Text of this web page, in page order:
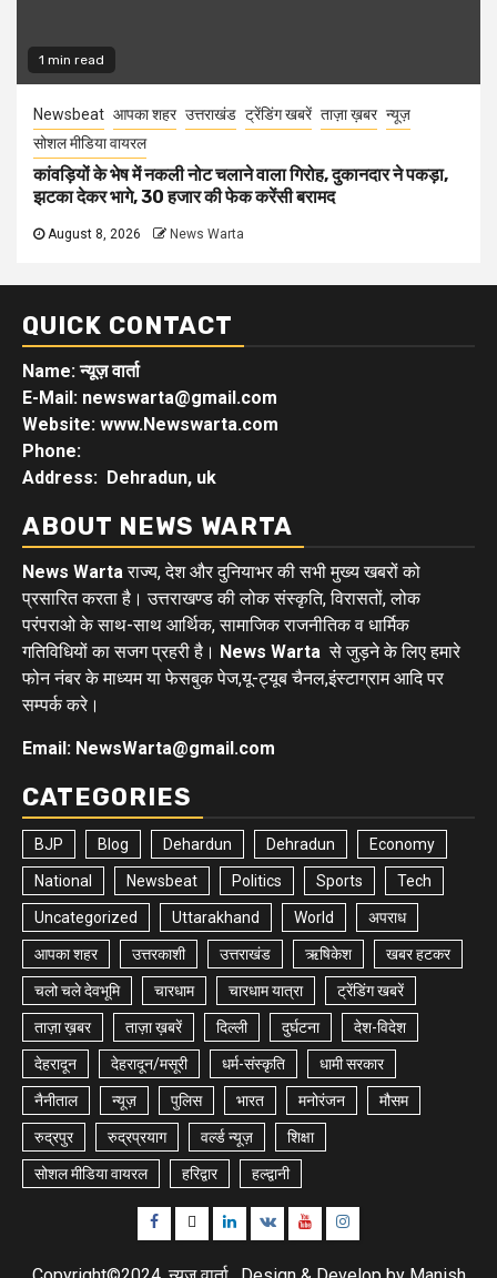
1 min read
Newsbeat आपका शहर उत्तराखंड ट्रेंडिंग खबरें ताज़ा ख़बर न्यूज़
सोशल मीडिया वायरल
कांवड़ियों के भेष में नकली नोट चलाने वाला गिरोह, दुकानदार ने पकड़ा,
झटका देकर भागे, 30 हजार की फेक करेंसी बरामद
August 8, 2026 News Warta
QUICK CONTACT
Name: न्यूज़ वार्ता
E-Mail: newswarta@gmail.com
Website: www.Newswarta.com
Phone:
Address: Dehradun, uk
ABOUT NEWS WARTA
News Wartaराज्य, देश और दुनियाभर की सभी मुख्य खबरों को
प्रसारित करता है। उत्तराखण्ड की लोक संस्कृति, विरासतों, लोक
परंपराओ के साथ-साथ आर्थिक, सामाजिक राजनीतिक व धार्मिक
गतिविधियों का सजग प्रहरी है। News Warta से जुड़ने के लिए हमारे
फोन नंबर के माध्यम या फेसबुक पेज,यू-ट्यूब चैनल,इंस्टाग्राम आदि पर
सम्पर्क करे।
Email: NewsWarta@gmail.com
CATEGORIES
BJP Blog Dehardun Dehradun Economy
National Newsbeat Politics Sports Tech
Uncategorized Uttarakhand World अपराध
आपका शहर उत्तरकाशी उत्तराखंड ऋषिकेश खबर हटकर
चलो चले देवभूमि चारधाम चारधाम यात्रा ट्रेंडिंग खबरें
ताज़ा ख़बर ताज़ा ख़बरें दिल्ली दुर्घटना देश-विदेश
देहरादून देहरादून/मसूरी धर्म-संस्कृति धामी सरकार
नैनीताल न्यूज़ पुलिस भारत मनोरंजन मौसम
रुद्रपुर रुद्रप्रयाग वर्ल्ड न्यूज़ शिक्षा
सोशल मीडिया वायरल हरिद्वार हल्द्वानी
Facebook
TwitterLinkedin
VK YoutubeInstagram